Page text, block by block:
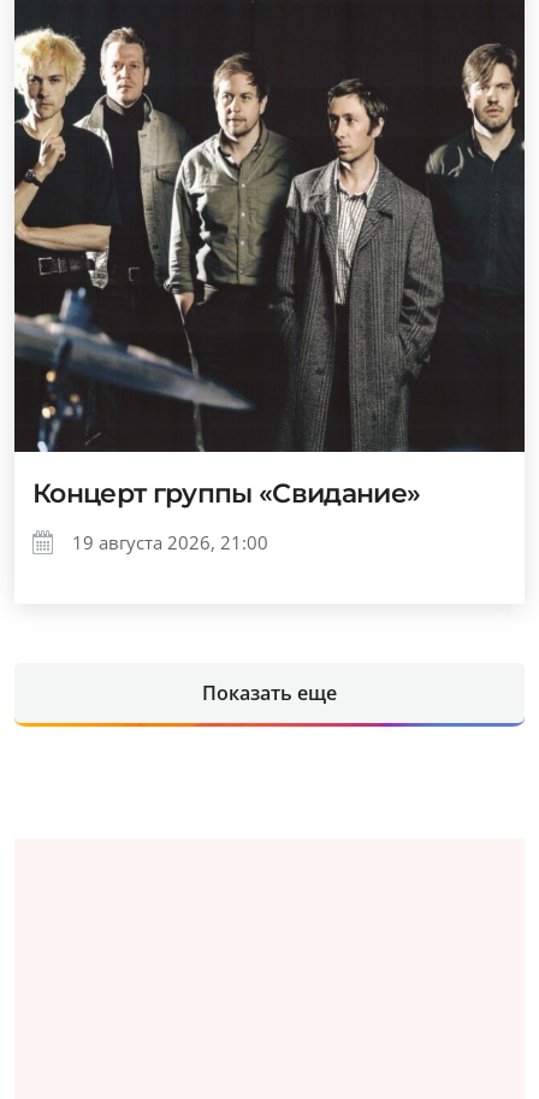
Концерт группы «Свидание»
19 августа 2026, 21:00
Показать еще